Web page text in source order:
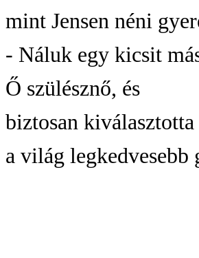
mint Jensen néni
- Náluk egy kicsit
Ő szülésznő, és
biztosan kiválasztotta
a világ legkedvesebb